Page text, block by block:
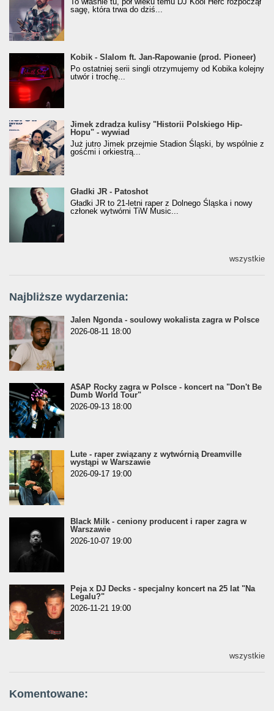
(Popkillery 2023)sagę, która trwa do dziś...
Kobik - Slalom ft. Jan-Rapowanie (prod. Pioneer)
[Official Music Visualiser]
Kobik - Slalom ft. Jan-Rapowanie (prod. Pioneer)
Po ostatniej serii singli otrzymujemy od Kobika kolejny
utwór i trochę...
Jimek zdradza kulisy "Historii Polskiego Hip-
Hopu" - wywiad
Jimek zdradza kulisy "Historii Polskiego Hip-
Hopu" - wywiad
Już jutro Jimek przejmie Stadion Śląski, by wspólnie z
gośćmi i orkiestrą...
Gładki JR - Patoshot
Gładki JR - Patoshot
Gładki JR to 21-letni raper z Dolnego Śląska i nowy
członek wytwórni TiW Music...
wszystkie
Najbliższe wydarzenia:
Jalen Ngonda - soulowy wokalista zagra w Polsce
2026-08-11 18:00
A$AP Rocky zagra w Polsce - koncert na "Don't Be
Dumb World Tour"
2026-09-13 18:00
Lute - raper związany z wytwórnią Dreamville
wystąpi w Warszawie
2026-09-17 19:00
Black Milk - ceniony producent i raper zagra w
Warszawie
2026-10-07 19:00
Peja x DJ Decks - specjalny koncert na 25 lat "Na
Legalu?"
2026-11-21 19:00
wszystkie
Komentowane: